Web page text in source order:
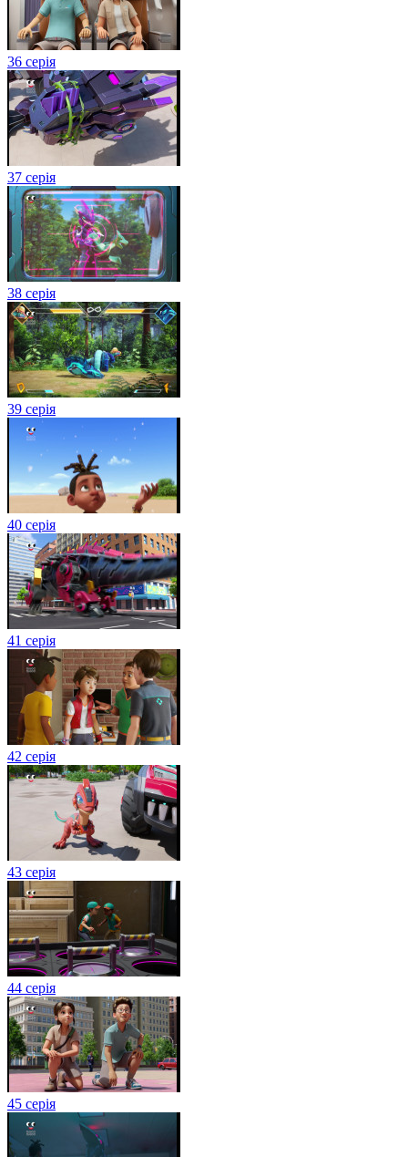
36 серія
37 серія
38 серія
39 серія
40 серія
41 серія
42 серія
43 серія
44 серія
45 серія